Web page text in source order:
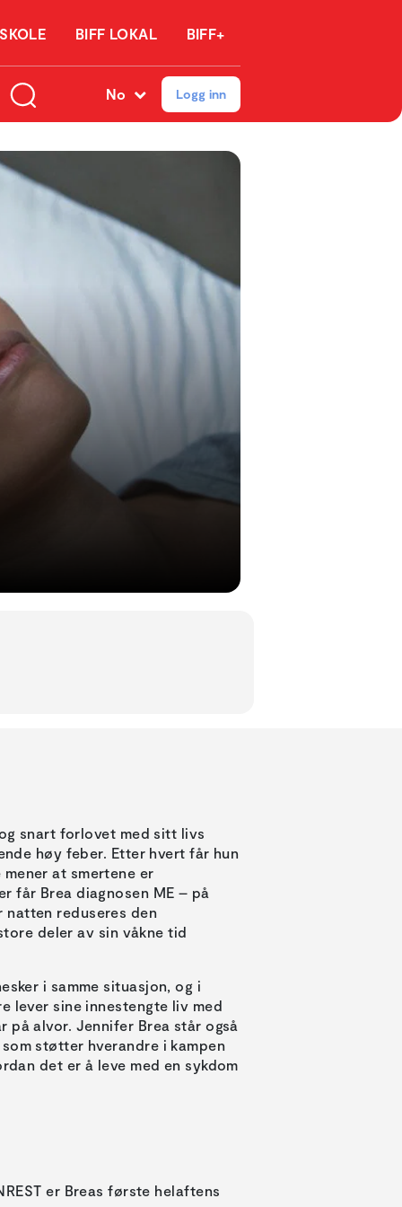
BIFF LOKAL BIFF+
No Logg inn
snart forlovet med sitt livs
høy feber. Etter hvert får hun
at smertene er
får Brea diagnosen ME – på
natten reduseres den
deler av sin våkne tid
i samme situasjon, og i
lever sine innestengte liv med
på alvor. Jennifer Brea står også
støtter hverandre i kampen
det er å leve med en sykdom
er Breas første helaftens